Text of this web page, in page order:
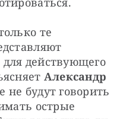
те
действующего
Александр
будут говорить
острые